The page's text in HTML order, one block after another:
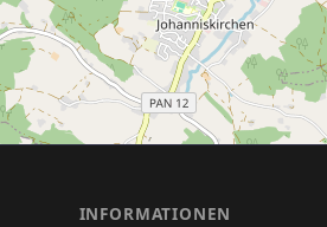
INFORMATIONEN